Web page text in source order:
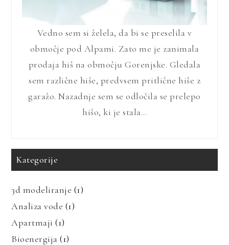
Vedno sem si želela, da bi se preselila v
območje pod Alpami. Zato me je zanimala
prodaja hiš na območju Gorenjske. Gledala
sem različne hiše, predvsem pritlične hiše z
garažo. Nazadnje sem se odločila se prelepo
hišo, ki je stala…
Kategorije
3d modeliranje (1)
Analiza vode (1)
Apartmaji (1)
Bioenergija (1)